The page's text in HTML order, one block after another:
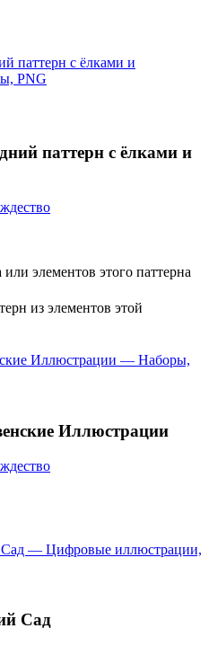
паттерн с ёлками и
элементов этого паттерна
из элементов этой
Иллюстрации
Сад